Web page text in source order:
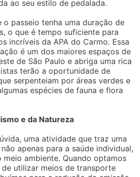
ao seu estilo de pedalada.
o passeio tenha uma duração de
o que é tempo suficiente para
incríveis da APA do Carmo. Essa
é um dos maiores espaços de
de São Paulo e abriga uma rica
terão a oportunidade de
serpenteiam por áreas verdes e
espécies de fauna e flora
e da Natureza
uma atividade que traz uma
apenas para a saúde individual,
meio ambiente. Quando optamos
utilizar meios de transporte